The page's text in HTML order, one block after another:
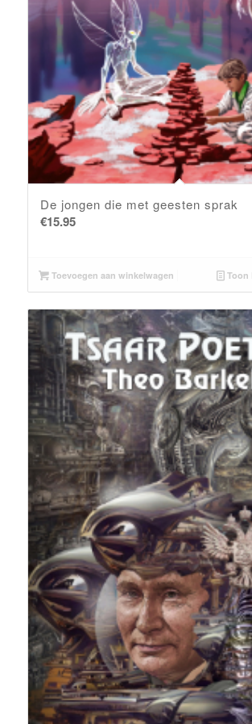
De jongen die met geesten sprak
€15.95
Toevoegen aan winkelwagen Toon